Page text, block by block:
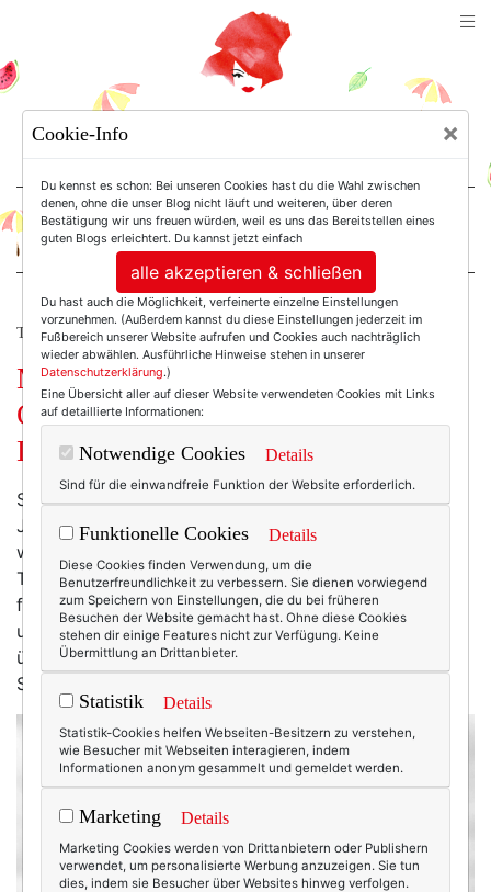
For Women. Not Girls.
TEXTERELLA HAT EINE MEINUNG.
Mystery Shooting. The Making-of.
Oder: Was Iris Apfel mit deinem
Leben zu tun hat.
Seit fast neun Jahren gibt es Texterella. Die ersten
Jahre habe ich mich einfach treiben lassen – Themen
wurden behandelt wie sie mir begegneten. Auf
Texterella landete, was mir gefiel, was ich spannend
fand, was ich anderen zeigen wollte. Ich schrieb über
ultrakurze Blumenminiröcke mit demselben Verve wie
über Anti-Falten-Cremes ... Meine Hauptsache war:
Spaß!
Cookie-Info ×
Du kennst es schon: Bei unseren Cookies hast du die Wahl zwischen
denen, ohne die unser Blog nicht läuft und weiteren, über deren
Bestätigung wir uns freuen würden, weil es uns das Bereitstellen eines
guten Blogs erleichtert. Du kannst jetzt einfach
alle akzeptieren & schließen
Du hast auch die Möglichkeit, verfeinerte einzelne Einstellungen
vorzunehmen. (Außerdem kannst du diese Einstellungen jederzeit im
Fußbereich unserer Website aufrufen und Cookies auch nachträglich
wieder abwählen. Ausführliche Hinweise stehen in unserer
Datenschutzerklärung.)
Eine Übersicht aller auf dieser Website verwendeten Cookies mit Links
auf detaillierte Informationen:
Notwendige Cookies Details
Sind für die einwandfreie Funktion der Website erforderlich.
Funktionelle Cookies Details
Diese Cookies finden Verwendung, um die
Benutzerfreundlichkeit zu verbessern. Sie dienen vorwiegend
zum Speichern von Einstellungen, die du bei früheren
Besuchen der Website gemacht hast. Ohne diese Cookies
stehen dir einige Features nicht zur Verfügung. Keine
Übermittlung an Drittanbieter.
Statistik Details
Statistik-Cookies helfen Webseiten-Besitzern zu verstehen,
wie Besucher mit Webseiten interagieren, indem
Informationen anonym gesammelt und gemeldet werden.
Marketing Details
Marketing Cookies werden von Drittanbietern oder Publishern
verwendet, um personalisierte Werbung anzuzeigen. Sie tun
dies, indem sie Besucher über Websites hinweg verfolgen.